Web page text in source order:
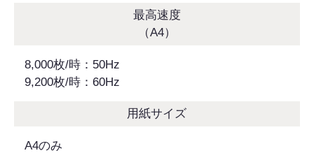
最高速度
（A4）
8,000枚/時：50Hz
9,200枚/時：60Hz
用紙サイズ
A4のみ